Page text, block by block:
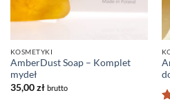
KOSMETYKI
AmberDust Soap – Komplet
mydeł
35,00zł brutto